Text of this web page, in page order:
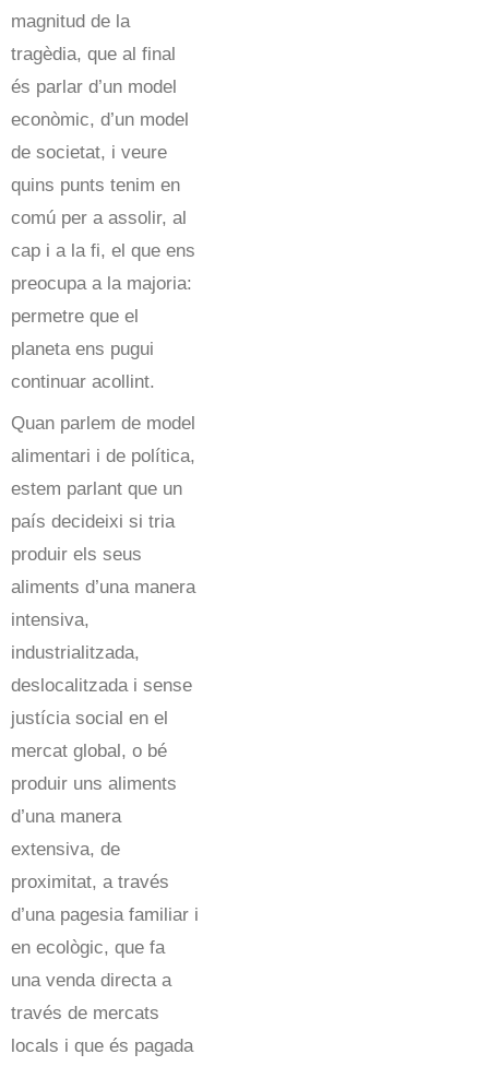
magnitud de la
tragèdia, que al final
és parlar d’un model
econòmic, d’un model
de societat, i veure
quins punts tenim en
comú per a assolir, al
cap i a la fi, el que ens
preocupa a la majoria:
permetre que el
planeta ens pugui
continuar acollint.
Quan parlem de model
alimentari i de política,
estem parlant que un
país decideixi si tria
produir els seus
aliments d’una manera
intensiva,
industrialitzada,
deslocalitzada i sense
justícia social en el
mercat global, o bé
produir uns aliments
d’una manera
extensiva, de
proximitat, a través
d’una pagesia familiar i
en ecològic, que fa
una venda directa a
través de mercats
locals i que és pagada